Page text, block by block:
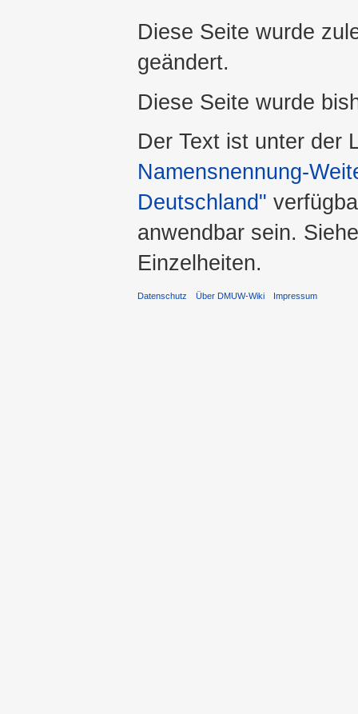
Diese Seite wurde
geändert.
Diese Seite wurde
Der Text ist unter der
Namensnennung-
Deutschland"
anwendbar sein.
Einzelheiten.
Datenschutz Über DMUW-Wiki Impressum